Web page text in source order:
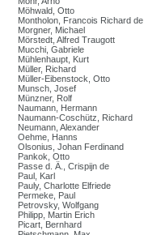
Möhwald, Otto
Montholon, Francois Richard de
Morgner, Michael
Mörstedt, Alfred Traugott
Mucchi, Gabriele
Mühlenhaupt, Kurt
Müller, Richard
Müller-Eibenstock, Otto
Munsch, Josef
Münzner, Rolf
Naumann, Hermann
Naumann-Coschütz, Richard
Neumann, Alexander
Oehme, Hanns
Olsonius, Johan Ferdinand
Pankok, Otto
Passe d. Ä., Crispijn de
Paul, Karl
Pauly, Charlotte Elfriede
Permeke, Paul
Petrovsky, Wolfgang
Philipp, Martin Erich
Picart, Bernhard